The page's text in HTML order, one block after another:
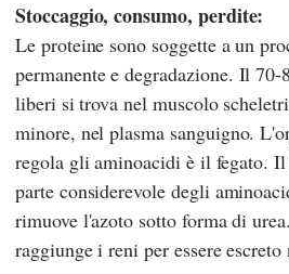
Stoccaggio, consumo, perdite:
Le proteine sono soggette a un
permanente e degradazione. Il
liberi si trova nel muscolo
minore, nel plasma sanguigno.
regola gli aminoacidi è il fegato. Il
parte considerevole degli
rimuove l'azoto sotto forma di
raggiunge i reni per essere